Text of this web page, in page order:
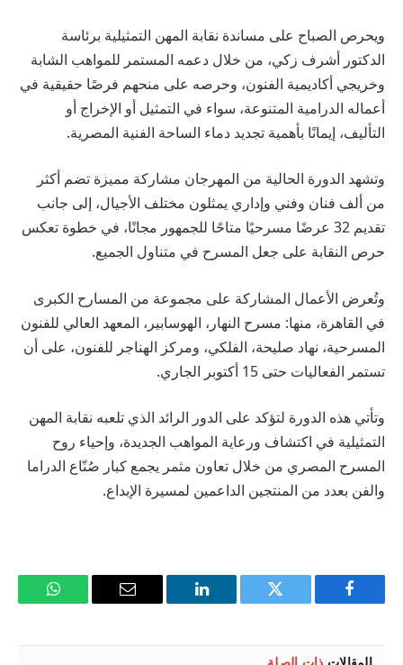
ويحرص الصباح على مساندة نقابة المهن التمثيلية برئاسة
الدكتور أشرف زكي، من خلال دعمه المستمر للمواهب الشابة
وخريجي أكاديمية الفنون، وحرصه على منحهم فرصًا حقيقية في
أعماله الدرامية المتنوعة، سواء في التمثيل أو الإخراج أو
التأليف، إيمانًا بأهمية تجديد دماء الساحة الفنية المصرية.
وتشهد الدورة الحالية من المهرجان مشاركة مميزة تضم أكثر
من ألف فنان وفني وإداري يمثلون مختلف الأجيال، إلى جانب
تقديم 32 عرضًا مسرحيًا متاحًا للجمهور مجانًا، في خطوة تعكس
حرص النقابة على جعل المسرح في متناول الجميع.
وتُعرض الأعمال المشاركة على مجموعة من المسارح الكبرى
في القاهرة، منها: مسرح النهار، الهوسابير، المعهد العالي للفنون
المسرحية، نهاد صليحة، الفلكي، ومركز الهناجر للفنون، على أن
تستمر الفعاليات حتى 15 أكتوبر الجاري.
وتأتي هذه الدورة لتؤكد على الدور الرائد الذي تلعبه نقابة المهن
التمثيلية في اكتشاف ورعاية المواهب الجديدة، وإحياء روح
المسرح المصري من خلال تعاون مثمر يجمع كبار صُنّاع الدراما
والفن بعدد من المنتجين الداعمين لمسيرة الإبداع.
فيسبوك تويتر لينكدإن
البريد
واتساب